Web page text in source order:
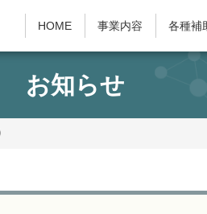
HOME 事業内容 各種補
お知らせ